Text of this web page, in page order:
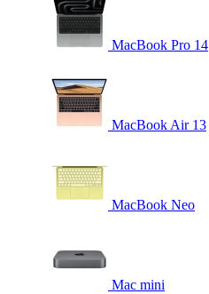
MacBook Pro 14
MacBook Air 13
MacBook Neo
Mac mini